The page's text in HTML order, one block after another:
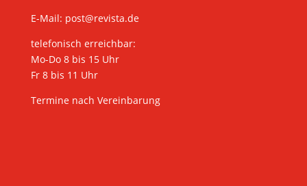
E-Mail: post@revista.de
telefonisch erreichbar:
Mo-Do 8 bis 15 Uhr
Fr 8 bis 11 Uhr
Termine nach Vereinbarung